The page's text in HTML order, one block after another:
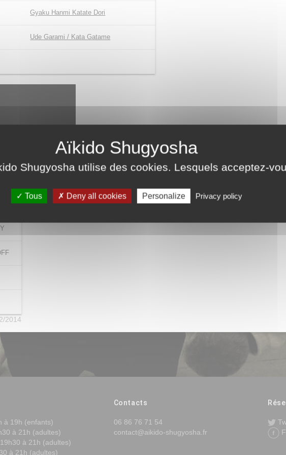
Gyaku Hanmi Katate Dori
Ude Garami / Kata Gatame
2014
à 19h (enfants)
à 21h (adultes)
à 21h (adultes)
à 21h (adultes)
Contacts
06 86 76 71 54
contact@aikido-shugyosha.fr
Shugyosha utilise des cookies. Lesquels acceptez-
Tous Deny all cookies Personalize Privacy policy